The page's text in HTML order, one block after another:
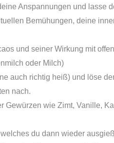
Anspannungen und lasse
Bemühungen, deine
und seiner Wirkung mit
oder Milch)
auch richtig heiß) und löse
nach.
wie Zimt, Vanille,
du dann wieder